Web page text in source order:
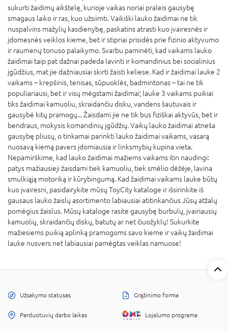
sukurti žaidimų aikštelę, kurioje vaikas noriai praleis gausybę
smagaus laiko ir ras, kuo užsiimti. Vaikiški lauko žaidimai ne tik
nuspalvins mažylių kasdienybę, paskatins atrasti kuo įvairesnės ir
įdomesnės veiklos kieme, bet ir stipriai prisidės prie fizinio aktyvumo
ir raumenų tonuso palaikymo. Svarbu paminėti, kad vaikams lauko
žaidimai taip pat dažnai padeda lavinti ir komandinius bei socialinius
įgūdžius, mat jie dažniausiai skirti žaisti keliese. Kad ir žaidimai lauke 2
vaikams – krepšinis, tenisas, sūpuoklės, badmintonas – tai ne tik
populiariausi, bet ir visų mėgstami žaidimai; lauke 3 vaikams puikiai
tiks žaidimai kamuoliu, skraidančiu disku, vandens šautuvais ir
gausybė kitų pramogų... Žaisdami jie ne tik bus fiziškai aktyvūs, bet ir
bendraus, mokysis komandinių įgūdžių. Vaikų lauko žaidimai atneša
gausybę pliusų, o tinkamai parinkti lauko žaidimai vaikams, vasarą
nuosavą kiemą pavers įdomiausia ir linksmybių kupina vieta.
Nepamirškime, kad lauko žaidimai mažiems vaikams itin naudingi:
patys mažiausieji žaisdami tiek kamuoliu, tiek smėlio dėžėje, lavina
smulkiąją motoriką ir kūrybingumą. Kad žaidimai vaikams lauke būtų
kuo įvairesni, pasidairykite mūsų ToyCity kataloge ir išsirinkite iš
gausaus lauko žaislų asortimento labiausiai atitinkančius Jūsų atžalų
pomėgius žaislus. Mūsų kataloge rasite gausybę burbulų, įvairiausių
kamuolių, skraidančių diskų, batutų ar net čiuožyklų! Sukurkite
mažiesiems puikią aplinką pramogoms savo kieme ir vaikų žaidimai
lauke nusvers net labiausiai pamėgtas veiklas namuose!
Užsakymo statusas Grąžinimo forma
Parduotuvių darbo laikas Lojalumo programa